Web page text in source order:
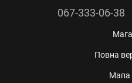
067-333-06-38
Повна
Мапа